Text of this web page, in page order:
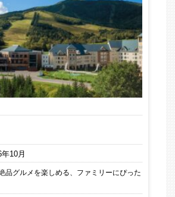
10月
品グルメを楽しめる、ファミリーにぴった